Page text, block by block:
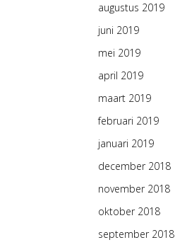
augustus 2019
juni 2019
mei 2019
april 2019
maart 2019
februari 2019
januari 2019
december 2018
november 2018
oktober 2018
september 2018